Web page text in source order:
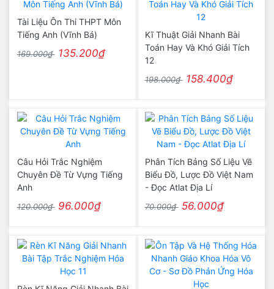
Tài Liệu Ôn Thi THPT Môn
Tiếng Anh (Vĩnh Bá)
169.000₫ 135.200₫
Kĩ Thuật Giải Nhanh Bài
Toán Hay Và Khó Giải Tích
12
198.000₫ 158.400₫
Câu Hỏi Trắc Nghiệm
Chuyên Đề Từ Vựng Tiếng
Anh
120.000₫ 96.000₫
Phân Tích Bảng Số Liệu Vẽ
Biểu Đồ, Lược Đồ Việt Nam
- Đọc Atlat Địa Lí
70.000₫ 56.000₫